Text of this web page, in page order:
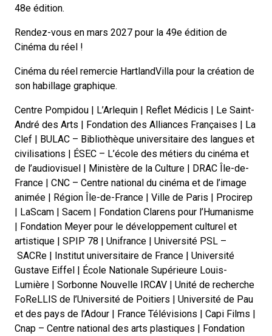
48e édition.
Rendez-vous en mars 2027 pour la 49e édition de
Cinéma du réel !
Cinéma du réel remercie HartlandVilla pour la création de
son habillage graphique.
Centre Pompidou | L’Arlequin | Reflet Médicis | Le Saint-
André des Arts | Fondation des Alliances Françaises | La
Clef | BULAC – Bibliothèque universitaire des langues et
civilisations | ÉSEC – L’école des métiers du cinéma et
de l’audiovisuel | Ministère de la Culture | DRAC Île-de-
France | CNC – Centre national du cinéma et de l’image
animée | Région Île-de-France | Ville de Paris | Procirep
| LaScam | Sacem | Fondation Clarens pour l’Humanisme
| Fondation Meyer pour le développement culturel et
artistique | SPIP 78 | Unifrance | Université PSL –
SACRe | Institut universitaire de France | Université
Gustave Eiffel | École Nationale Supérieure Louis-
Lumière | Sorbonne Nouvelle IRCAV | Unité de recherche
FoReLLIS de l’Université de Poitiers | Université de Pau
et des pays de l’Adour | France Télévisions | Capi Films |
Cnap – Centre national des arts plastiques | Fondation